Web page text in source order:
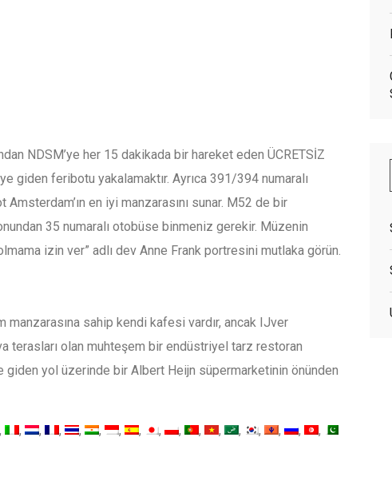
NDSM’ye her 15 dakikada bir hareket eden ÜCRETSİZ
giden feribotu yakalamaktır. Ayrıca 391/394 numaralı
en iyi manzarasını sunar. M52 de bir
35 numaralı otobüse binmeniz gerekir. Müzenin
izin ver” adlı dev Anne Frank portresini mutlaka görün.
manzarasına sahip kendi kafesi vardır, ancak IJver
terasları olan muhteşem bir endüstriyel tarz restoran
giden yol üzerinde bir Albert Heijn süpermarketinin önünden